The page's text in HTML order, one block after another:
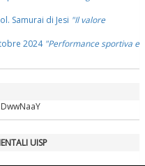
Samurai di Jesi "Il valore
2024"Performance sportiva e
UISP